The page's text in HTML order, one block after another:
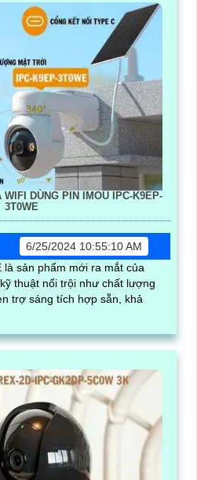
DÙNG PIN IMOU IPC-K9EP-
3T0WE
6/25/2024 10:55:10 AM
là sản phẩm mới ra mắt của
thuật nổi trội như chất lượng
trợ sáng tích hợp sẵn, khả